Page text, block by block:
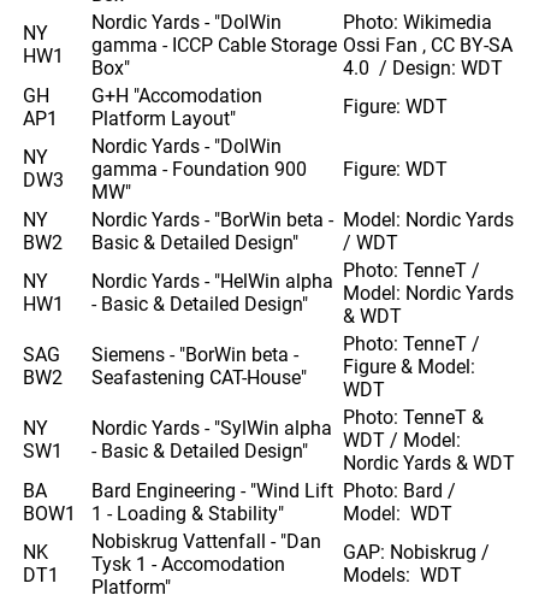
NY
HW1
Nordic Yards - "DolWin
gamma - ICCP Cable Storage
Box"
Photo: Wikimedia
Ossi Fan , CC BY-SA
4.0 / Design: WDT
GH
AP1
G+H "Accomodation
Platform Layout"
Figure: WDT
NY
DW3
Nordic Yards - "DolWin
gamma - Foundation 900
MW"
Figure: WDT
NY
BW2
Nordic Yards - "BorWin beta -
Basic & Detailed Design"
Model: Nordic Yards
/ WDT
NY
HW1
Nordic Yards - "HelWin alpha
- Basic & Detailed Design"
Photo: TenneT /
Model: Nordic Yards
& WDT
SAG
BW2
Siemens - "BorWin beta -
Seafastening CAT-House"
Photo: TenneT /
Figure & Model:
WDT
NY
SW1
Nordic Yards - "SylWin alpha
- Basic & Detailed Design"
Photo: TenneT &
WDT / Model:
Nordic Yards & WDT
BA
BOW1
Bard Engineering - "Wind Lift
1 - Loading & Stability"
Photo: Bard /
Model: WDT
NK
DT1
Nobiskrug Vattenfall - "Dan
Tysk 1 - Accomodation
Platform"
GAP: Nobiskrug /
Models: WDT